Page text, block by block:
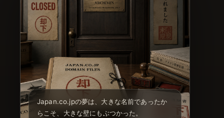
Japan.co.jpの夢は、大きな名前であったか
らこそ、大きな壁にもぶつかった。